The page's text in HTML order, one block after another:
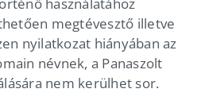
megtévesztő illetve
nyilatkozat hiányában az
névnek, a Panaszolt
nem kerülhet sor.